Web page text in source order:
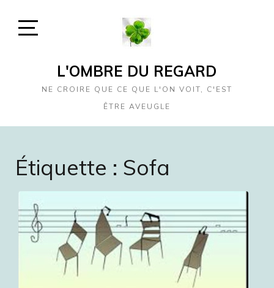
SidebarL'OMBRE DU REGARD
NE CROIRE QUE CE QUE L'ON VOIT, C'EST
ÊTRE AVEUGLE
Étiquette : Sofa